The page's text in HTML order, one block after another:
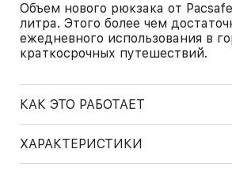
Объем нового рюкзака от
литра. Этого более чем
ежедневного использования в
краткосрочных путешествий.
КАК ЭТО РАБОТАЕТ
ХАРАКТЕРИСТИКИ